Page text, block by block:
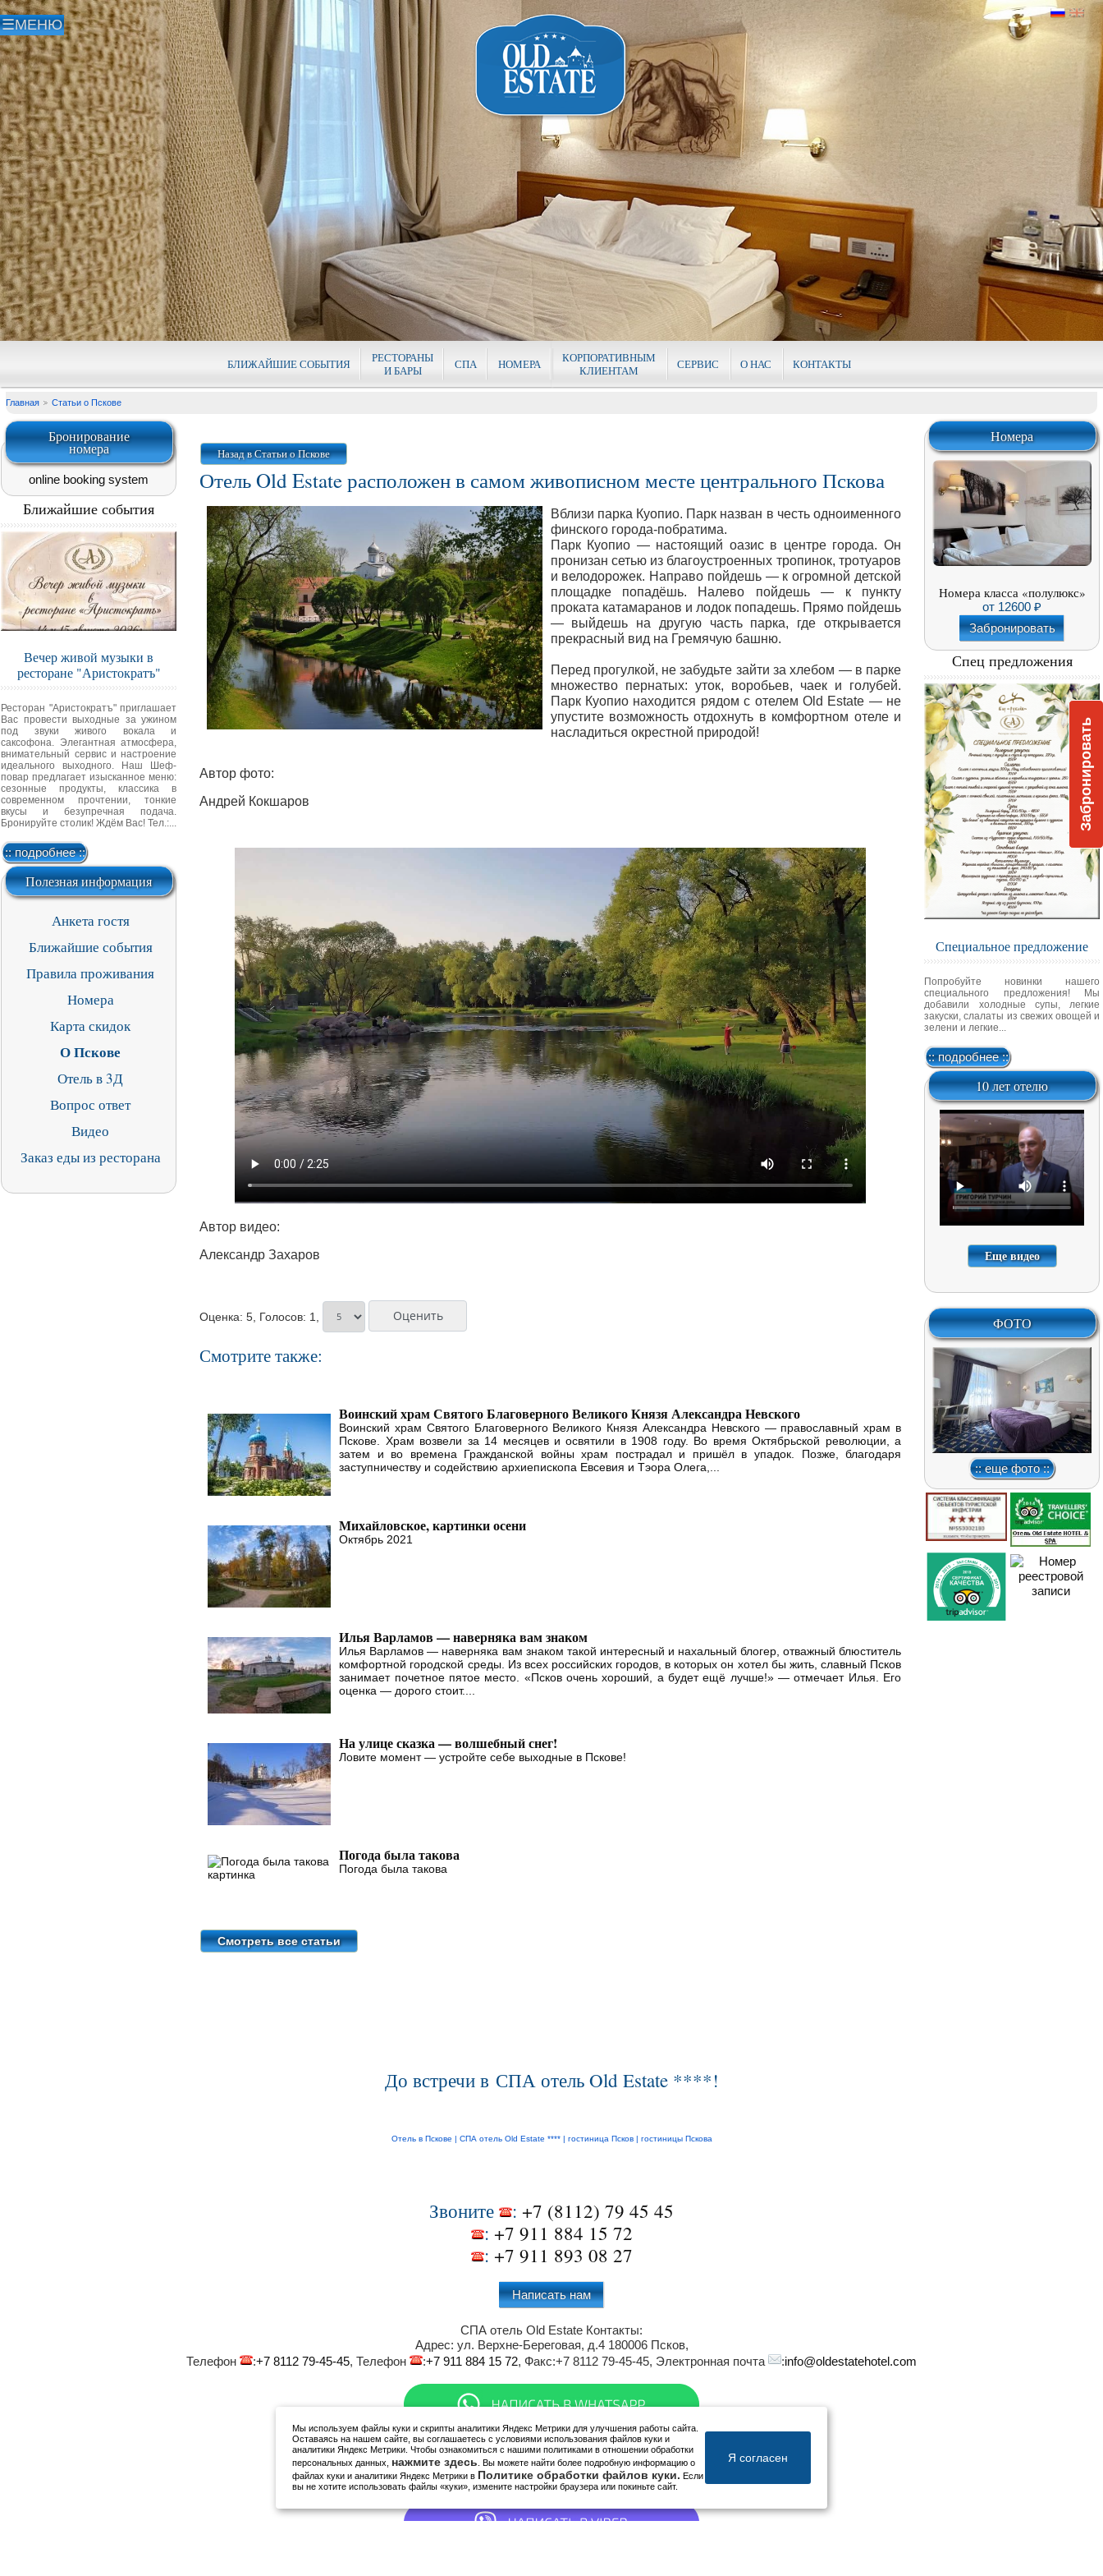
НОМЕРА
СПА
РЕСТОРАНЫ
И БАРЫ
БЛИЖАЙШИЕ СОБЫТИЯ
КОРПОРАТИВНЫМ
КЛИЕНТАМ
СЕРВИС О НАС КОНТАКТЫ
Главная Статьи о Пскове
Бронирование
номера
online booking system
Ближайшие события
Вечер живой музыки в
ресторане "Аристократъ"
Ресторан "Аристократъ" приглашает
Вас провести выходные за ужином
под звуки живого вокала и
саксофона. Элегантная атмосфера,
внимательный сервис и настроение
идеального выходного. Наш Шеф-
повар предлагает изысканное меню:
сезонные продукты, классика в
современном прочтении, тонкие
вкусы и безупречная подача.
Бронируйте столик! Ждём Вас! Тел.:...
:: подробнее ::
Полезная информация
Анкета гостя
Ближайшие события
Правила проживания
Номера
Карта скидок
О Пскове
Отель в 3Д
Вопрос ответ
Видео
Заказ еды из ресторана
Назад в Статьи о Пскове
Отель Old Estate расположен в самом живописном месте центрального Пскова
Вблизи парка Куопио. Парк назван в честь одноименного
финского города-побратима.
Парк Куопио — настоящий оазис в центре города. Он
пронизан сетью из благоустроенных тропинок, тротуаров
и велодорожек. Направо пойдешь — к огромной детской
площадке попадёшь. Налево пойдешь — к пункту
проката катамаранов и лодок попадешь. Прямо пойдешь
— выйдешь на другую часть парка, где открывается
прекрасный вид на Гремячую башню.
Перед прогулкой, не забудьте зайти за хлебом — в парке
множество пернатых: уток, воробьев, чаек и голубей.
Парк Куопио находится рядом с отелем Old Estate — не
упустите возможность отдохнуть в комфортном отеле и
насладиться окрестной природой!
Автор фото:
Андрей Кокшаров
Автор видео:
Александр Захаров
Оценка: 5, Голосов: 1,
Смотрите также:
Воинский храм Святого Благоверного Великого Князя Александра Невского
Воинский храм Святого Благоверного Великого Князя Александра Невского — православный храм в
Пскове. Храм возвели за 14 месяцев и освятили в 1908 году. Во время Октябрьской революции, а
затем и во времена Гражданской войны храм пострадал и пришёл в упадок. Позже, благодаря
заступничеству и содействию архиепископа Евсевия и Тэора Олега,...
Михайловское, картинки осени
Октябрь 2021
Илья Варламов — наверняка вам знаком
Илья Варламов — наверняка вам знаком такой интересный и нахальный блогер, отважный блюститель
комфортной городской среды. Из всех российских городов, в которых он хотел бы жить, славный Псков
занимает почетное пятое место. «Псков очень хороший, а будет ещё лучше!» — отмечает Илья. Его
оценка — дорого стоит....
На улице сказка — волшебный снег!
Ловите момент — устройте себе выходные в Пскове!
Погода была такова
Погода была такова
Смотреть все статьи
Номера
Номера класса «полулюкс»
от 12600
Забронировать
Спец предложения
Специальное предложение
Попробуйте новинки нашего
специального предложения! Мы
добавили холодные супы, легкие
закуски, слалаты из свежих овощей и
зелени и легкие...
:: подробнее ::
10 лет отелю
Еще видео
ФОТО
:: еще фото ::
До встречи в СПА отель Old Estate ****!
Отель в Пскове | СПА отель Old Estate **** | гостиница Псков | гостиницы Пскова
Звоните : +7 (8112) 79 45 45
: +7 911 884 15 72
: +7 911 893 08 27
Написать нам
СПА отель Old Estate Контакты:
Адрес: ул. Верхне-Береговая, д.4 180006 Псков,
Телефон
:+7 8112 79-45-45, Телефон :+7 911 884 15 72, Факс:+7 8112 79-45-45, Электронная почта :info@oldestatehotel.com
Забронировать
Мы используем файлы куки и скрипты аналитики Яндекс Метрики для улучшения работы сайта.
Оставаясь на нашем сайте, вы соглашаетесь с условиями использования файлов куки и
аналитики Яндекс Метрики. Чтобы ознакомиться с нашими политиками в отношении обработки
персональных данных, нажмите здесь . Вы можете найти более подробную информацию о
файлах куки и аналитики Яндекс Метрики в Политике обработки файлов куки. Если
вы не хотите использовать файлы «куки», измените настройки браузера или покиньте сайт.
Я согласен